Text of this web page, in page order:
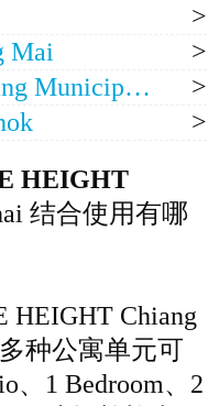
Mai
出租公寓 Nong Pa Khrang Municipal Hospital
HEIGHT
结合使用有哪
HEIGHT Chiang
种公寓单元可
、1 Bedroom、2